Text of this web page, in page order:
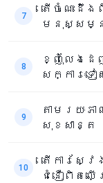
7
តើចំណេះដឹ
មនុស្សម្ន
8
ខ្ញុំលែងដេ
សក្ការៈទ
9
តាមរយៈ
សុខសាន្
10
តើការស្
ជំនឿពិតលើ